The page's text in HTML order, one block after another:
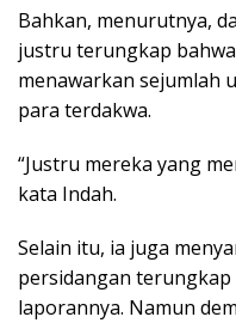
Bahkan, menurutnya,
justru terungkap
menawarkan sejumlah
para terdakwa.
“Justru mereka yang
kata Indah.
Selain itu, ia juga
persidangan
laporannya. Namun